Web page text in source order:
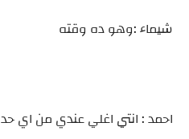
شيماء :وهو ده وقته
احمد : انتي اغلي عندي من اي حد